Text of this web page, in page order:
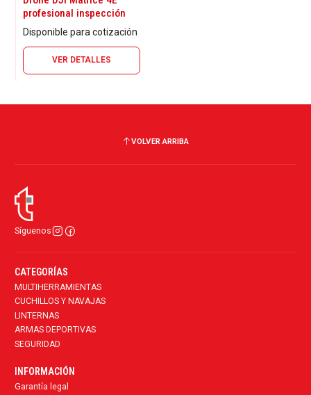
profesional inspección
Disponible para cotización
VER DETALLES
VOLVER ARRIBA
Síguenos
CATEGORÍAS
MULTIHERRAMIENTAS
CUCHILLOS Y NAVAJAS
LINTERNAS
ARMAS DEPORTIVAS
SEGURIDAD
INFORMACIÓN
Garantía legal